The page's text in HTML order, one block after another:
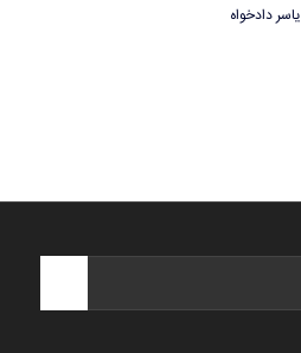
یاسر دادخواه